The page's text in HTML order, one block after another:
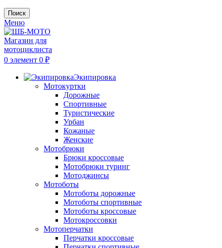
Поиск
Меню
0 элемент 0 ₽
Экипировка
Мотокуртки
Дорожные
Спортивные
Туристические
Урбан
Кожаные
Женские
Мотобрюки
Брюки кроссовые
Мотобрюки туринг
Мотоджинсы
Мотоботы
Мотоботы дорожные
Мотоботы спортивные
Мотоботы кроссовые
Мотокроссовки
Мотоперчатки
Перчатки кроссовые